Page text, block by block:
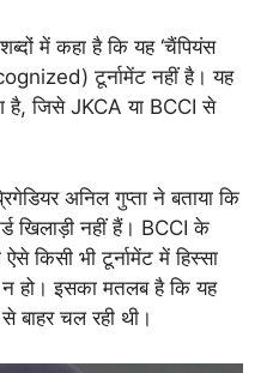
में कहा है कि यह ‘चैंपियंस
टूर्नामेंट नहीं है। यह
है, जिसे JKCA या BCCI से
अनिल गुप्ता ने बताया कि
खिलाड़ी नहीं हैं। BCCI के
किसी भी टूर्नामेंट में हिस्सा
न हो। इसका मतलब है कि यह
बाहर चल रही थी।